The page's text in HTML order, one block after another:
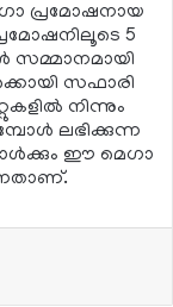
പ്രമോഷനായ
5
സമ്മാനമായി
സഫാരി
നിന്നും
ലഭിക്കുന്ന
ഈ മെഗാ